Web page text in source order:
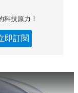
科技原力！
即訂閱